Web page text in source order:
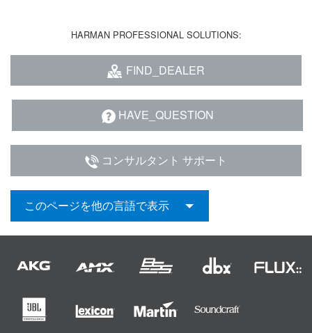
HARMAN PROFESSIONAL SOLUTIONS:
FIND_DEALER
HAVE_QUESTION
コンサルタント サポート
このページを他の言語で表示